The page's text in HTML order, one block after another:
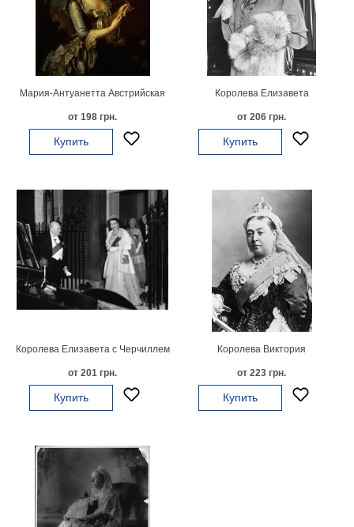
Мария-Антуанетта Австрийская
от 198 грн.
Купить
Королева Елизавета
от 206 грн.
Купить
Королева Елизавета с Черчиллем
от 201 грн.
Купить
Королева Виктория
от 223 грн.
Купить